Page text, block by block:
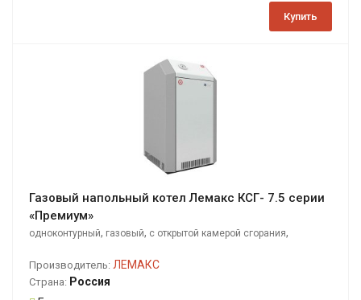
Купить
Газовый напольный котел Лемакс КСГ- 7.5 серии
«Премиум»
одноконтурный, газовый, с открытой камерой сгорания,
Производитель: ЛЕМАКС
Страна: Россия